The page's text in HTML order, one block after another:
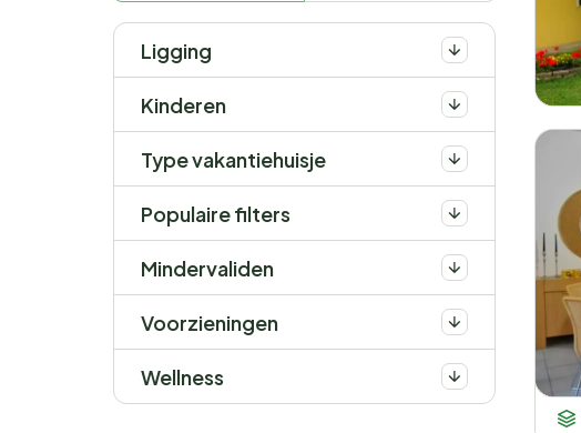
Ligging
Kinderen
Type vakantiehuisje
Populaire filters
Mindervaliden
Voorzieningen
Wellness